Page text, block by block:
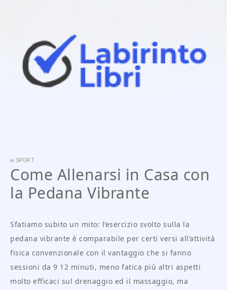
in SPORT
Come Allenarsi in Casa con
la Pedana Vibrante
Sfatiamo subito un mito: l’esercizio svolto sulla la
pedana vibrante è comparabile per certi versi all’attività
fisica convenzionale con il vantaggio che si fanno
sessioni da 9 12 minuti, meno fatica più altri aspetti
molto efficaci sul drenaggio ed il massaggio, ma